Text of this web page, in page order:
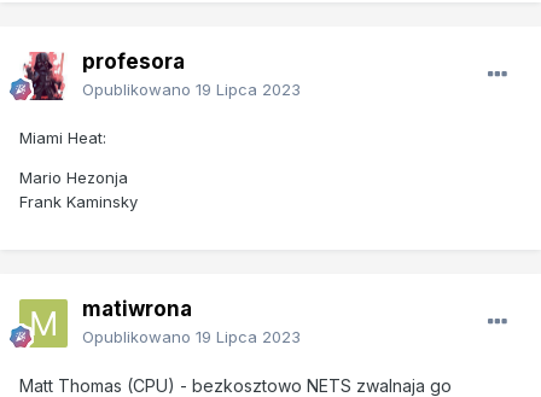
profesora
Opublikowano 19 Lipca 2023
Miami Heat:
Mario Hezonja
Frank Kaminsky
matiwrona
Opublikowano 19 Lipca 2023
Matt Thomas (CPU) - bezkosztowo NETS zwalnaja go